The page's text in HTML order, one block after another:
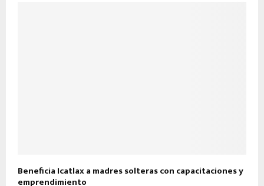
Beneficia Icatlax a madres solteras con capacitaciones y
emprendimiento